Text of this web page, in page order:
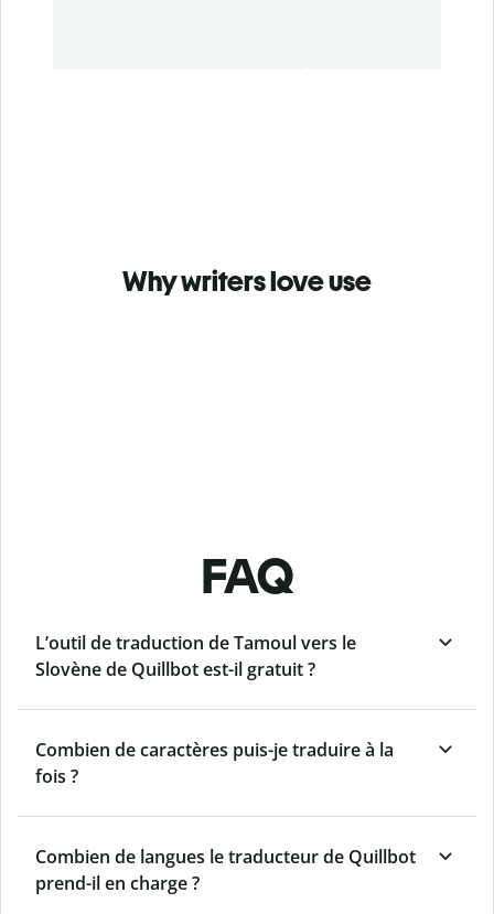
Why writers love use
FAQ
L’outil de traduction de Tamoul vers le
Slovène de Quillbot est-il gratuit ?
Combien de caractères puis-je traduire à la
fois ?
Combien de langues le traducteur de Quillbot
prend-il en charge ?